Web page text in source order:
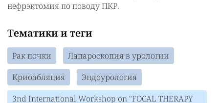
нефрэктомия по поводу ПКР.
Тематики и теги
Рак почки
Лапароскопия в урологии
Криоабляция
Эндоурология
3nd International Workshop on "FOCAL THERAPY